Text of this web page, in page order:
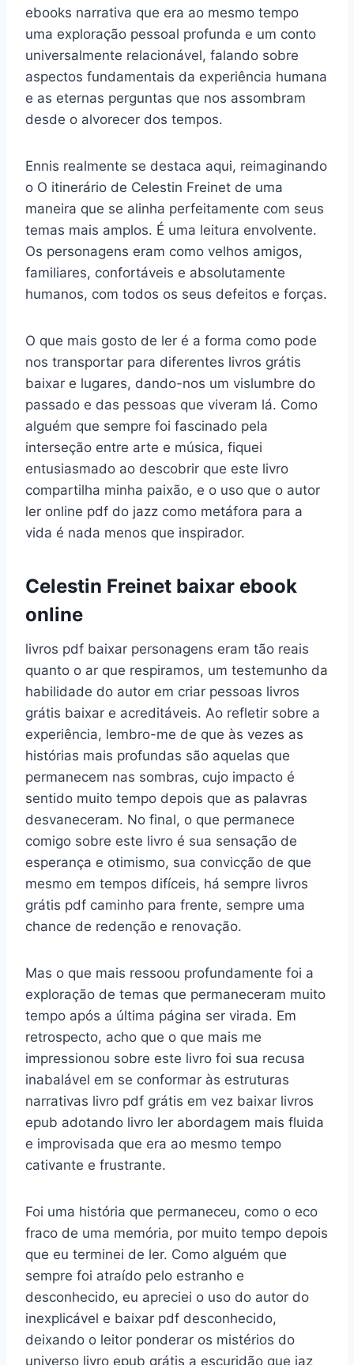
ebooks narrativa que era ao mesmo tempo
uma exploração pessoal profunda e um conto
universalmente relacionável, falando sobre
aspectos fundamentais da experiência humana
e as eternas perguntas que nos assombram
desde o alvorecer dos tempos.
Ennis realmente se destaca aqui, reimaginando
o O itinerário de Celestin Freinet de uma
maneira que se alinha perfeitamente com seus
temas mais amplos. É uma leitura envolvente.
Os personagens eram como velhos amigos,
familiares, confortáveis e absolutamente
humanos, com todos os seus defeitos e forças.
O que mais gosto de ler é a forma como pode
nos transportar para diferentes livros grátis
baixar e lugares, dando-nos um vislumbre do
passado e das pessoas que viveram lá. Como
alguém que sempre foi fascinado pela
interseção entre arte e música, fiquei
entusiasmado ao descobrir que este livro
compartilha minha paixão, e o uso que o autor
ler online pdf do jazz como metáfora para a
vida é nada menos que inspirador.
Celestin Freinet baixar ebook
online
livros pdf baixar personagens eram tão reais
quanto o ar que respiramos, um testemunho da
habilidade do autor em criar pessoas livros
grátis baixar e acreditáveis. Ao refletir sobre a
experiência, lembro-me de que às vezes as
histórias mais profundas são aquelas que
permanecem nas sombras, cujo impacto é
sentido muito tempo depois que as palavras
desvaneceram. No final, o que permanece
comigo sobre este livro é sua sensação de
esperança e otimismo, sua convicção de que
mesmo em tempos difíceis, há sempre livros
grátis pdf caminho para frente, sempre uma
chance de redenção e renovação.
Mas o que mais ressoou profundamente foi a
exploração de temas que permaneceram muito
tempo após a última página ser virada. Em
retrospecto, acho que o que mais me
impressionou sobre este livro foi sua recusa
inabalável em se conformar às estruturas
narrativas livro pdf grátis em vez baixar livros
epub adotando livro ler abordagem mais fluida
e improvisada que era ao mesmo tempo
cativante e frustrante.
Foi uma história que permaneceu, como o eco
fraco de uma memória, por muito tempo depois
que eu terminei de ler. Como alguém que
sempre foi atraído pelo estranho e
desconhecido, eu apreciei o uso do autor do
inexplicável e baixar pdf desconhecido,
deixando o leitor ponderar os mistérios do
universo livro epub grátis a escuridão que jaz